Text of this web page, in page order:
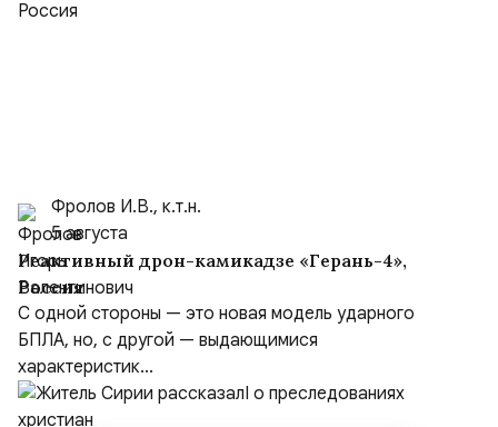
Фролов И.В., к.т.н.
5 августа
Реактивный дрон-камикадзе «Герань-4»,
Россия
С одной стороны — это новая модель ударного
БПЛА, но, с другой — выдающимися
характеристик...